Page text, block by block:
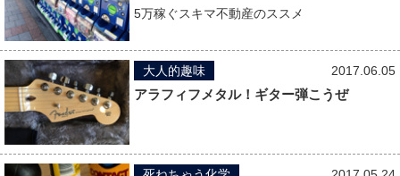
5万稼ぐスキマ不動産のススメ
2017.06.05
大人的趣味
アラフィフメタル！ギター弾こうぜ